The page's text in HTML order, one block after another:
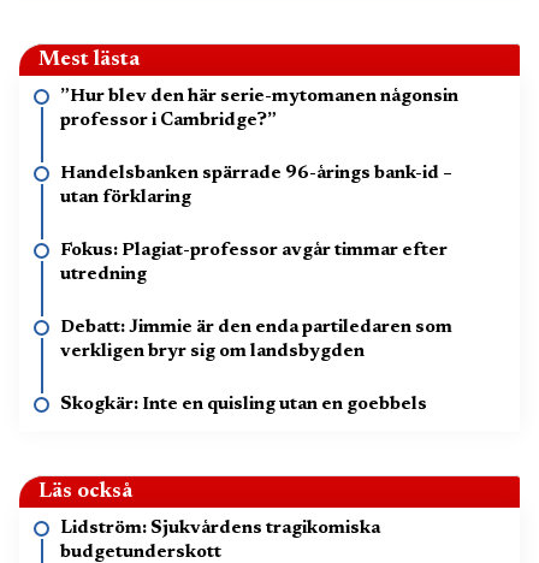
Mest lästa
”Hur blev den här serie-mytomanen någonsin
professor i Cambridge?”
Handelsbanken spärrade 96-årings bank-id –
utan förklaring
Fokus: Plagiat-professor avgår timmar efter
utredning
Debatt: Jimmie är den enda partiledaren som
verkligen bryr sig om landsbygden
Skogkär: Inte en quisling utan en goebbels
Läs också
Lidström: Sjukvårdens tragikomiska
budgetunderskott